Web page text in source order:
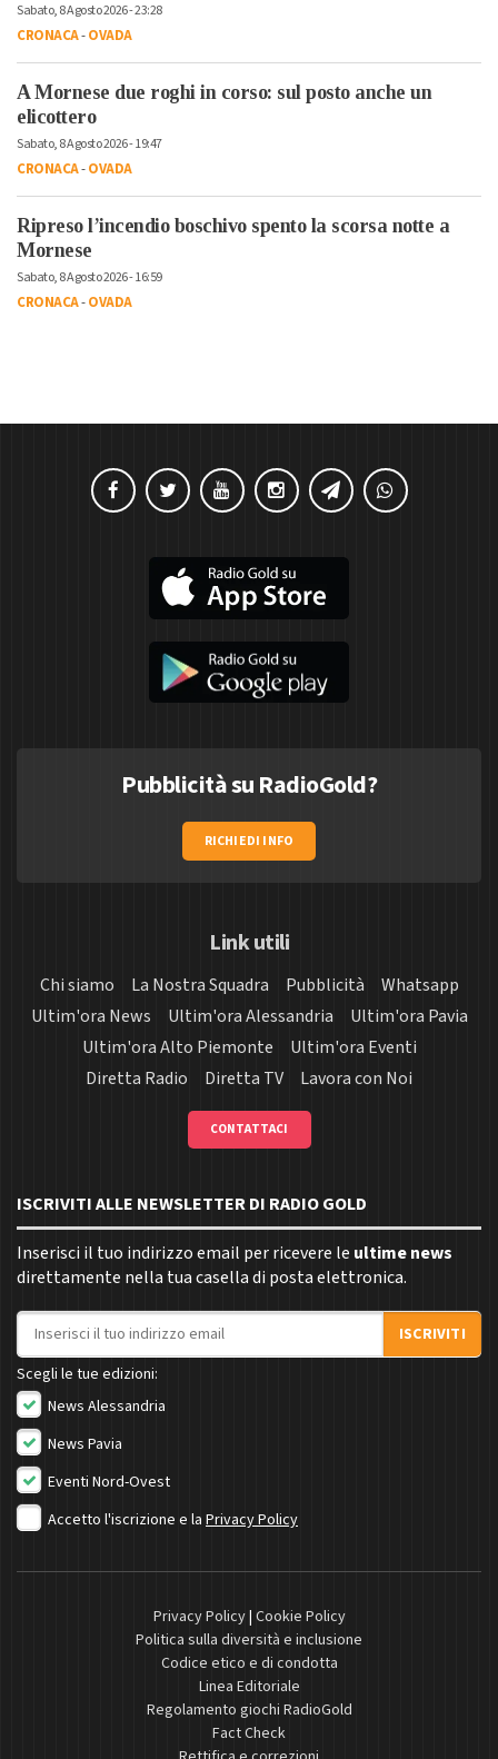
Sabato, 8 Agosto 2026 - 23:28
CRONACA-OVADA
A Mornese due roghi in corso: sul posto anche un
elicottero
Sabato, 8 Agosto 2026 - 19:47
CRONACA-OVADA
Ripreso l’incendio boschivo spento la scorsa notte a
Mornese
Sabato, 8 Agosto 2026 - 16:59
CRONACA-OVADA
Pubblicità su RadioGold?
RICHIEDI INFO
Link utili
Chi siamo La Nostra Squadra Pubblicità
Whatsapp
Ultim'ora News
Ultim'ora Alessandria
Ultim'ora Pavia
Ultim'ora Alto Piemonte
Ultim'ora Eventi
Diretta Radio
Diretta TV Lavora con Noi
CONTATTACI
ISCRIVITI ALLE NEWSLETTER DI RADIO GOLD
Inserisci il tuo indirizzo email per ricevere le ultime news
direttamente nella tua casella di posta elettronica.
Indirizzo email
ISCRIVITI
Scegli le tue edizioni:
News Alessandria
News Pavia
Eventi Nord-Ovest
Accetto l'iscrizione e la Privacy Policy
Privacy Policy| Cookie Policy
Politica sulla diversità e inclusione
Codice etico e di condotta
Linea Editoriale
Regolamento giochi RadioGold
Fact Check